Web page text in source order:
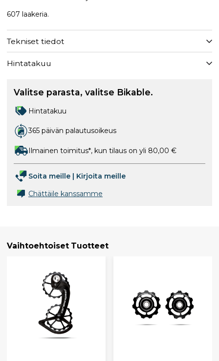
607 laakeria.
Tekniset tiedot
Hintatakuu
Valitse parasta, valitse Bikable.
Hintatakuu
365 päivän palautusoikeus
Ilmainen toimitus*, kun tilaus on yli 80,00 €
Soita meille | Kirjoita meille
Chättäile kanssamme
Vaihtoehtoiset Tuotteet